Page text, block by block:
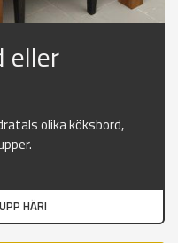
eller
olika köksbord,
HÄR!